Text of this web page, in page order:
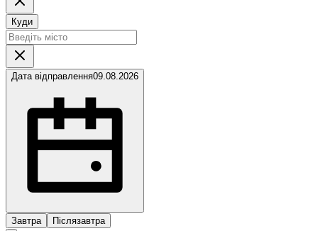
Куди
Дата відправлення09.08.2026
Завтра Післязавтра